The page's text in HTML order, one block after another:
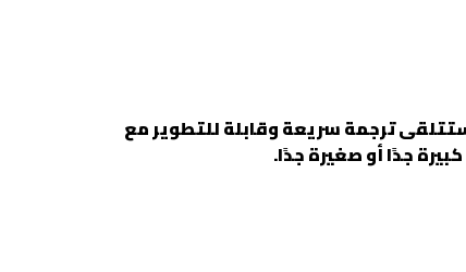
ستتلقى ترجمة سريعة وقابلة للتطوير مع
جدًا أو صغيرة جدًا.